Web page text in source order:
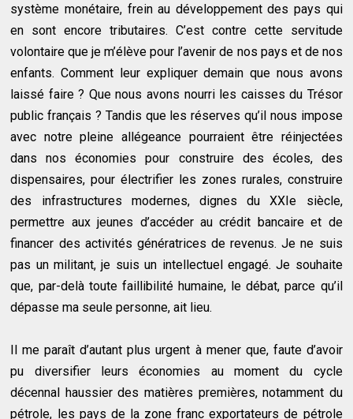
système monétaire, frein au développement des pays qui
en sont encore tributaires. C’est contre cette servitude
volontaire que je m’élève pour l’avenir de nos pays et de nos
enfants. Comment leur expliquer demain que nous avons
laissé faire ? Que nous avons nourri les caisses du Trésor
public français ? Tandis que les réserves qu’il nous impose
avec notre pleine allégeance pourraient être réinjectées
dans nos économies pour construire des écoles, des
dispensaires, pour électrifier les zones rurales, construire
des infrastructures modernes, dignes du XXIe siècle,
permettre aux jeunes d’accéder au crédit bancaire et de
financer des activités génératrices de revenus. Je ne suis
pas un militant, je suis un intellectuel engagé. Je souhaite
que, par-delà toute faillibilité humaine, le débat, parce qu’il
dépasse ma seule personne, ait lieu.
Il me paraît d’autant plus urgent à mener que, faute d’avoir
pu diversifier leurs économies au moment du cycle
décennal haussier des matières premières, notamment du
pétrole, les pays de la zone franc exportateurs de pétrole